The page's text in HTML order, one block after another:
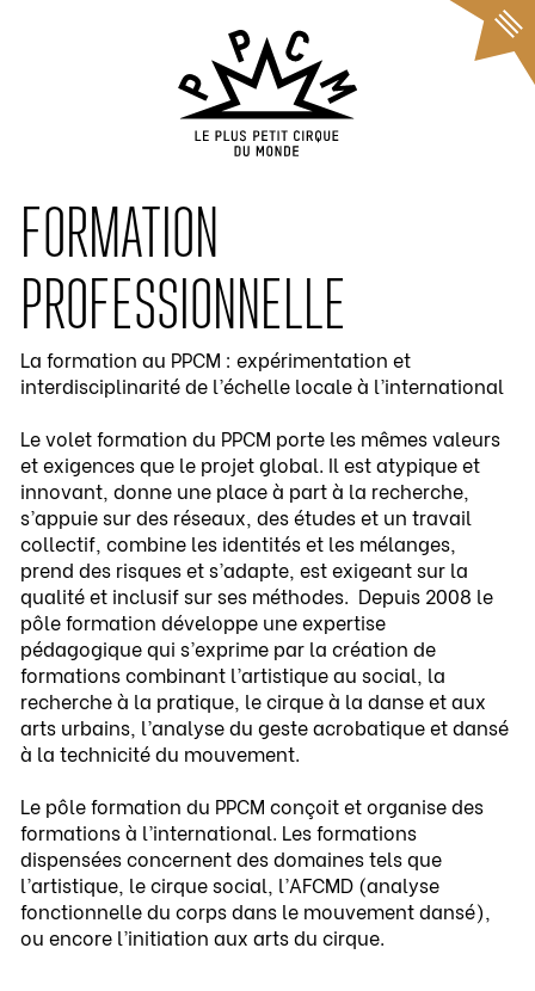
FORMATION
PROFESSIONNELLE
La formation au PPCM : expérimentation et
interdisciplinarité de l’échelle locale à l’international
Le volet formation du PPCM porte les mêmes valeurs
et exigences que le projet global. Il est atypique et
innovant, donne une place à part à la recherche,
s’appuie sur des réseaux, des études et un travail
collectif, combine les identités et les mélanges,
prend des risques et s’adapte, est exigeant sur la
qualité et inclusif sur ses méthodes. Depuis 2008 le
pôle formation développe une expertise
pédagogique qui s’exprime par la création de
formations combinant l’artistique au social, la
recherche à la pratique, le cirque à la danse et aux
arts urbains, l’analyse du geste acrobatique et dansé
à la technicité du mouvement.
Le pôle formation du PPCM conçoit et organise des
formations à l’international. Les formations
dispensées concernent des domaines tels que
l’artistique, le cirque social, l’AFCMD (analyse
fonctionnelle du corps dans le mouvement dansé),
ou encore l’initiation aux arts du cirque.